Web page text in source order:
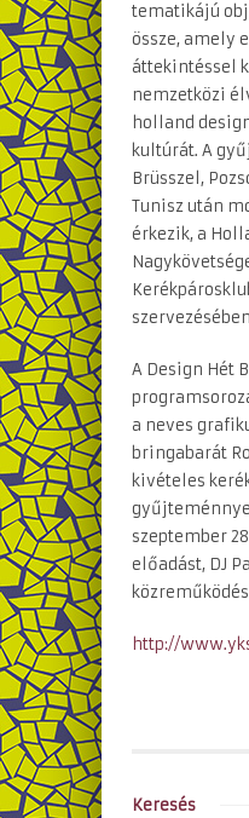
tematikájú
össze, amely
áttekintéssel
nemzetközi
holland
kultúrát. A
Brüsszel,
Tunisz után
érkezik, a
A Design Hét
a neves
bringabarát
kivételes
szeptember
előadást, DJ
http://
Keresés